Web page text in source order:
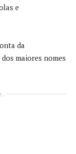
e
da
maiores nomes